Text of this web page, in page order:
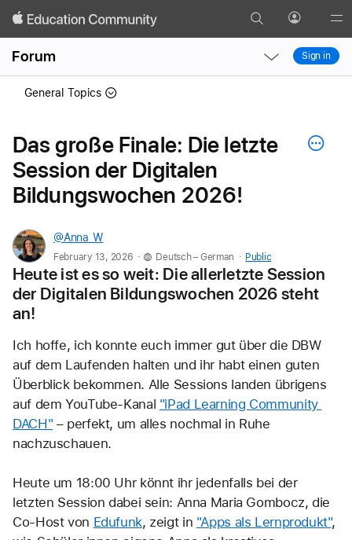
Search Profile
Forum
Local
Nav
Local
Nav
Sign in
General Topics
Das große Finale: Die letzte
Session der Digitalen
Bildungswochen 2026!
@Anna_W
February 13, 2026 . Deutsch – German . Public
Heute ist es so weit: Die allerletzte Session
der Digitalen Bildungswochen 2026 steht
an!
Ich hoffe, ich konnte euch immer gut über die DBW
auf dem Laufenden halten und ihr habt einen guten
Überblick bekommen. Alle Sessions landen übrigens
auf dem YouTube-Kanal "iPad Learning Community
DACH" – perfekt, um alles nochmal in Ruhe
nachzuschauen.
Heute um 18:00 Uhr könnt ihr jedenfalls bei der
letzten Session dabei sein: Anna Maria Gombocz, die
Co-Host von Edufunk, zeigt in "Apps als Lernprodukt",